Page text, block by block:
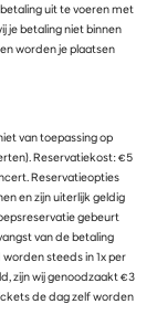
uit te voeren met
je betaling niet binnen
worden je plaatsen
van toepassing op
Reservatiekost: €5
Reservatieopties
en zijn uiterlijk geldig
gebeurt
van de betaling
steeds in 1x per
zijn wij genoodzaakt €3
de dag zelf worden